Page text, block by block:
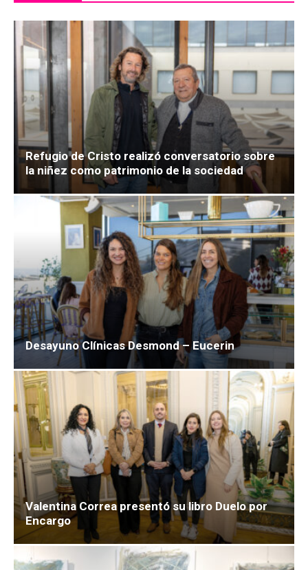
Refugio de Cristo realizó conversatorio sobre
la niñez como patrimonio de la sociedad
Desayuno Clínicas Desmond – Eucerin
Valentina Correa presentó su libro Duelo por
Encargo